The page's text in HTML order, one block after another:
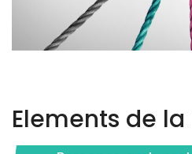
Elements de